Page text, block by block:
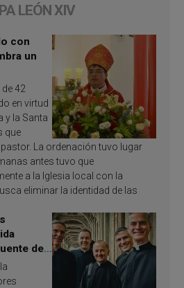
LEÓN XIV
con
un
42
en virtud
y la Santa
que
pastor. La ordenación tuvo lugar
antes tuvo que
a la Iglesia local con la
eliminar la identidad de las
de